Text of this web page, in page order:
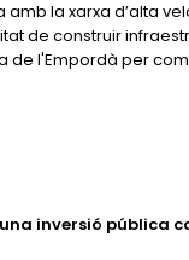
amb la xarxa d’alta
de construir
de l'Empordà per
inversió pública